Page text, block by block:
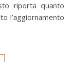
riporta quanto
l’aggiornamento